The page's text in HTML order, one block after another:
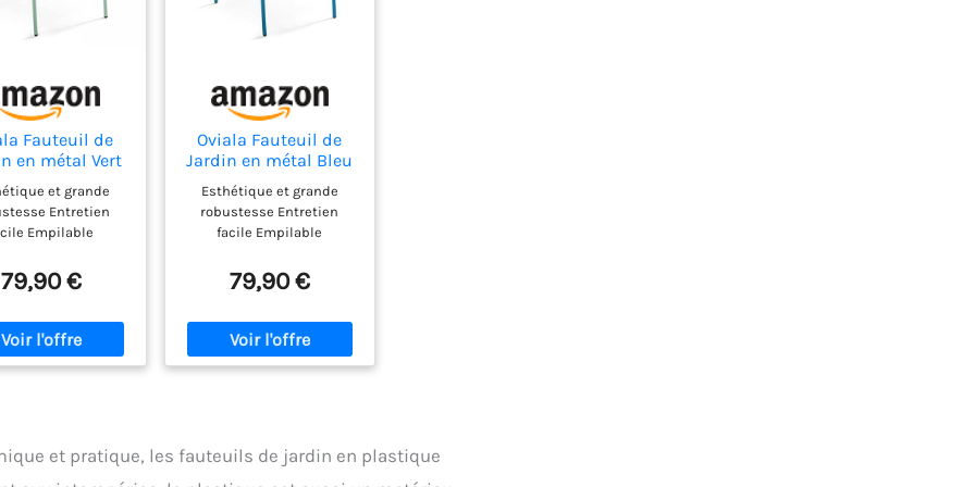
Vous pourrez le
facilement lorsque
de l'espace.
INTERPORELLE :
épurées, ce
de jardin en bois
s'adapte
à n'importe
environnement
par son charme
qui s'adapte
que
POLYVALENCE
parfaitement à
scénarios,
Fauteuil de
en métal Vert
- Palavas
et grande
Entretien
Empilable
79,90 €
Oviala Fauteuil de
Jardin en métal Bleu
Pacific - Palavas
Esthétique et grande
robustesse Entretien
facile Empilable
79,90 €
et pratique, les fauteuils de jardin en plastique